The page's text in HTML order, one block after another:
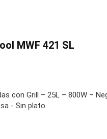
MWF 421 SL
con Grill – 25L – 800W –
- Sin plato